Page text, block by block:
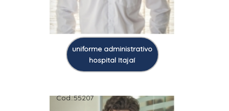
uniforme administrativo
hospital Itajaí
Cod.:55207